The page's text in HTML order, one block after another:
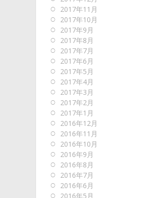
2017年11月
2017年10月
2017年9月
2017年8月
2017年7月
2017年6月
2017年5月
2017年4月
2017年3月
2017年2月
2017年1月
2016年12月
2016年11月
2016年10月
2016年9月
2016年8月
2016年7月
2016年6月
2016年5月